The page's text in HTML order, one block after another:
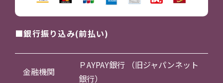
銀行振り込み(前払い)
金融機関
ＰAYPAY銀行 （旧ジャパンネット
銀行）